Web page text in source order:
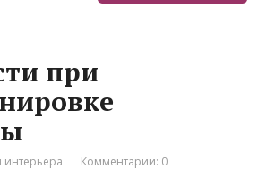
при
интерьера Комментарии: 0